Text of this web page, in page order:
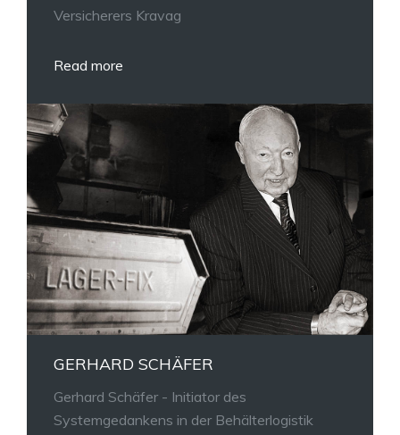
Versicherers Kravag
Read more
GERHARD SCHÄFER
Gerhard Schäfer - Initiator des
Systemgedankens in der Behälterlogistik